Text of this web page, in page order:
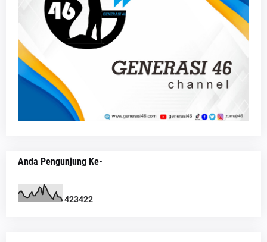
Anda Pengunjung Ke-
423422